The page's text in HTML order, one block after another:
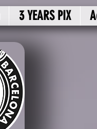
3 YEARS PIX